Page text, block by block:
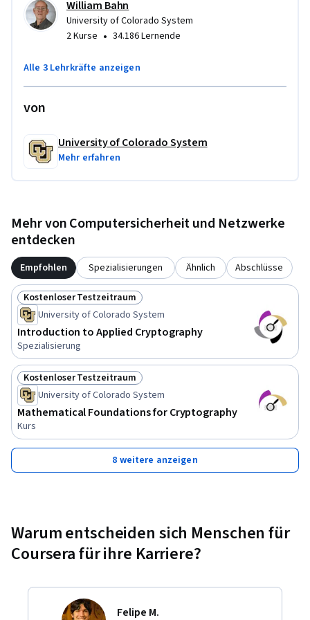
William Bahn
University of Colorado System
2 Kurse • 34.186 Lernende
Alle 3 Lehrkräfte anzeigen
von
University of Colorado System
Mehr erfahren
Mehr von Computersicherheit und Netzwerke
entdecken
Empfohlen Spezialisierungen Ähnlich Abschlüsse
Status: Kostenloser Testzeitraum
Kostenloser Testzeitraum
University of Colorado System
Introduction to Applied Cryptography
Spezialisierung
Status: Kostenloser Testzeitraum
Kostenloser Testzeitraum
University of Colorado System
Mathematical Foundations for Cryptography
Kurs
8 weitere anzeigen
Warum entscheiden sich Menschen für
Coursera für ihre Karriere?
Felipe M.